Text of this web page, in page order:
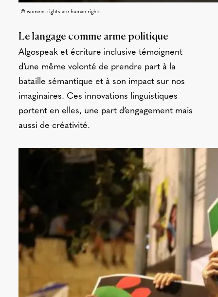
© womens rights are human rights
Le langage comme arme politique
Algospeak et écriture inclusive témoignent
d’une même volonté de prendre part à la
bataille sémantique et à son impact sur nos
imaginaires. Ces innovations linguistiques
portent en elles, une part d’engagement mais
aussi de créativité.